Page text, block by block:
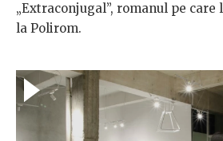
„Extraconjugal”, romanul pe
la Polirom.